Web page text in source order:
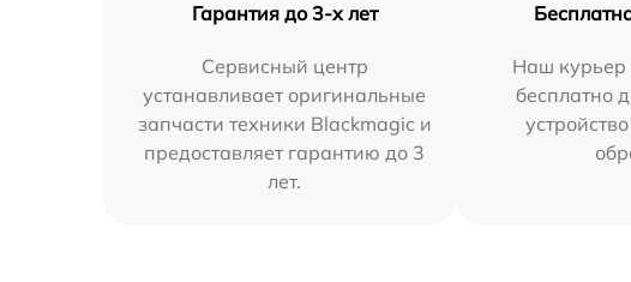
Гарантия до 3-х лет
Сервисный центр
устанавливает оригинальные
запчасти техники Blackmagic и
предоставляет гарантию до 3
лет.
Наш курьер
бесплатно